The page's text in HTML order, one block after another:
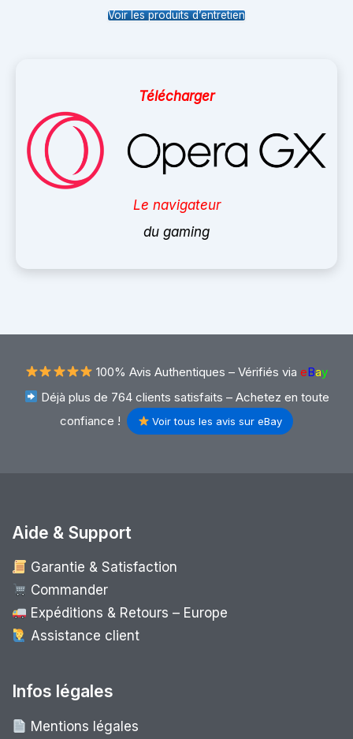
Voir les produits d’entretien
Télécharger
Le navigateur
du gaming
100% Avis Authentiques – Vérifiés via eBay
Déjà plus de 764 clients satisfaits – Achetez en toute
confiance !
Voir tous les avis sur eBay
Aide & Support
Garantie & Satisfaction
Commander
Expéditions & Retours – Europe
Assistance client
Infos légales
Mentions légales